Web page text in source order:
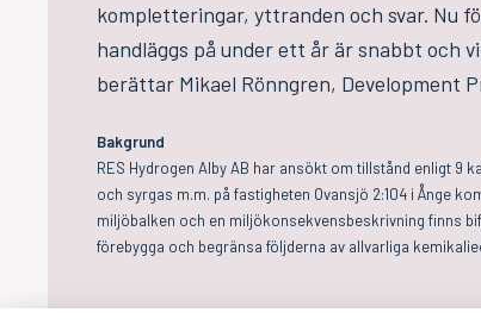
kompletteringar, yttranden och svar. Nu
handläggs på under ett år är snabbt och
berättar Mikael Rönngren, Development
Bakgrund
RES Hydrogen Alby AB har ansökt om tillstånd enligt 9
och syrgas m.m. på fastigheten Ovansjö 2:104 i Ånge
miljöbalken och en miljökonsekvensbeskrivning finns
förebygga och begränsa följderna av allvarliga